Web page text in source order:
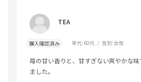
TEA
購入確認済み 年代:60代 性別:女性
苺の甘い香りと、甘すぎない爽やかな
ました。